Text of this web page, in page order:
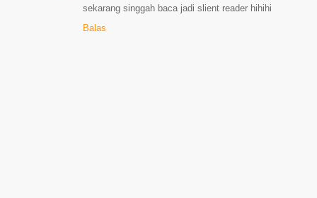
sekarang singgah baca jadi slient reader hihihi
Balas